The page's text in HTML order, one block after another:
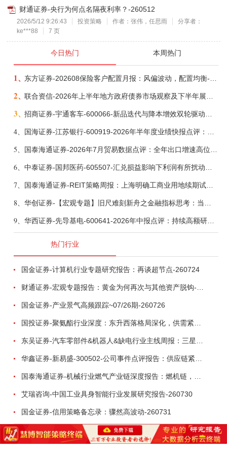
财通证券-央行为何点名隔夜利率？-260512
2026/5/12 9:26:43 投资策略 作者：张伟，任思雨
分享者：
ke***88
7 页
今日热门 本周热门
1、
2、
3、
4、
5、
6、
7、 国泰海通证券-REIT策略周报：上海明确工商业用地续期试行框架-260808
8、
9、 华西证券-先导基电-600641-2026年中报点评：持续高额研发投入，离子注入机、半导体材料加速突破-260802
热门行业
国金证券-计算机行业专题研究报告：再谈超节点-260724
国金证券-产业景气高频跟踪~07/26期-260726
艾瑞咨询-中国工业具身智能行业发展研究报告-260730
国金证券-信用策略备忘录：骤然高波动-260731